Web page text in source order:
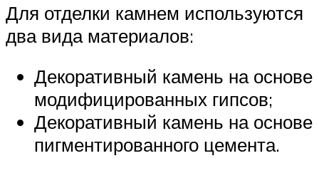
Для отделки камнем используются
два вида материалов:
Декоративный камень на основе
модифицированных гипсов;
Декоративный камень на основе
пигментированного цемента.